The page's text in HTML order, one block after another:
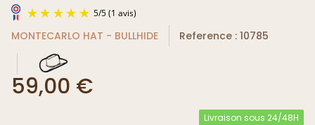
MONTECARLO HAT - BULLHIDE Reference : 10785
59,00 €
Livraison sous 24/48H